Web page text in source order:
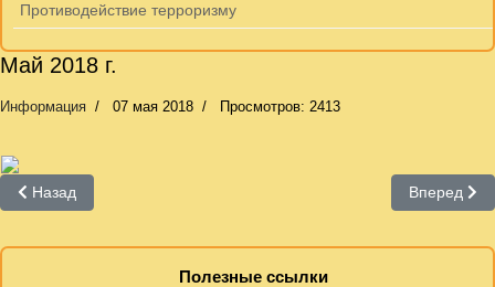
Противодействие терроризму
Май 2018 г.
Информация 07 мая 2018 Просмотров: 2413
Предыдущий: Июнь 2018
Назад Вперед
Полезные ссылки